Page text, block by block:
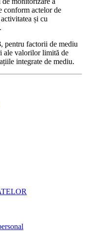
conform actelor de
și cu
, pentru factorii de mediu
ale valorilor limită de
integrate de mediu.